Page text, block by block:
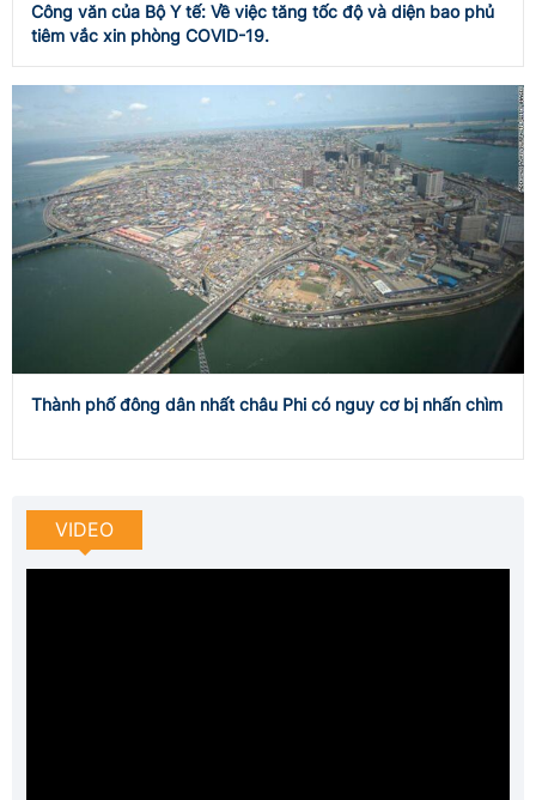
Công văn của Bộ Y tế: Về việc tăng tốc độ và diện bao phủ
tiêm vắc xin phòng COVID-19.
Thành phố đông dân nhất châu Phi có nguy cơ bị nhấn chìm
VIDEO